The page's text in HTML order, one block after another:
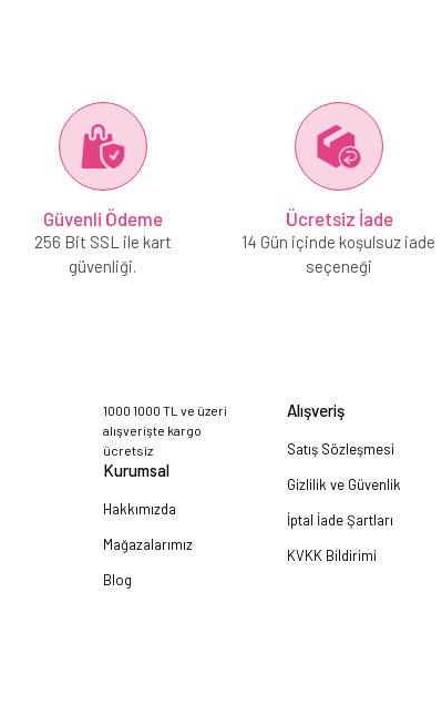
Güvenli Ödeme
256 Bit SSL ile kart
güvenliği.
Ücretsiz İade
14 Gün içinde koşulsuz iade
seçeneği
1000 1000 TL ve üzeri
alışverişte kargo
ücretsiz
Kurumsal
Hakkımızda
Mağazalarımız
Blog
Alışveriş
Satış Sözleşmesi
Gizlilik ve Güvenlik
İptal İade Şartları
KVKK Bildirimi